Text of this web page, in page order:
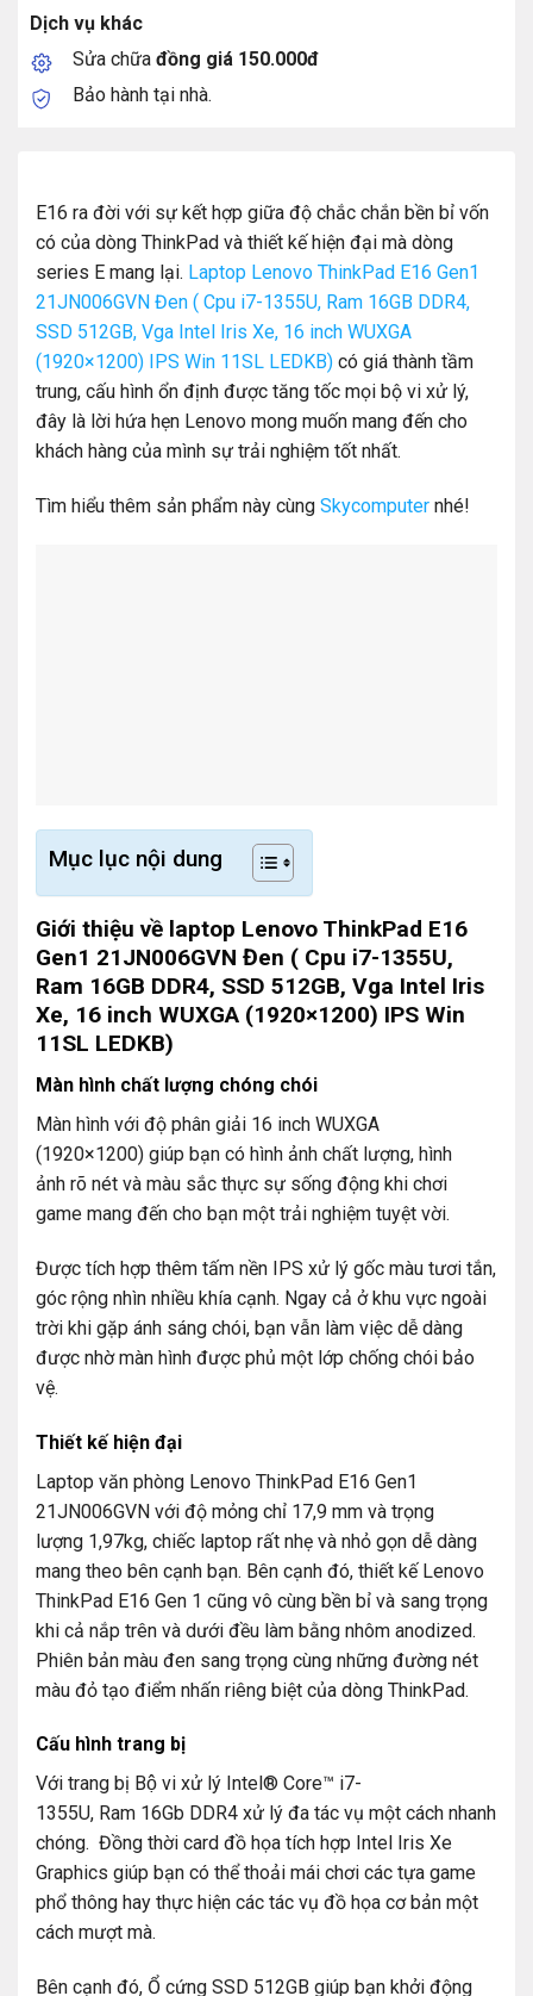
Dịch vụ khác
Sửa chữa đồng giá 150.000đ
Bảo hành tại nhà.
E16 ra đời với sự kết hợp giữa độ chắc chắn bền bỉ vốn
có của dòng ThinkPad và thiết kế hiện đại mà dòng
series E mang lại. Laptop Lenovo ThinkPad E16 Gen1
21JN006GVN Đen ( Cpu i7-1355U, Ram 16GB DDR4,
SSD 512GB, Vga Intel Iris Xe, 16 inch WUXGA
(1920×1200) IPS Win 11SL LEDKB) có giá thành tầm
trung, cấu hình ổn định được tăng tốc mọi bộ vi xử lý,
đây là lời hứa hẹn Lenovo mong muốn mang đến cho
khách hàng của mình sự trải nghiệm tốt nhất.
Tìm hiểu thêm sản phẩm này cùng Skycomputer nhé!
Mục lục nội dung
Giới thiệu về laptop Lenovo ThinkPad E16
Gen1 21JN006GVN Đen ( Cpu i7-1355U,
Ram 16GB DDR4, SSD 512GB, Vga Intel Iris
Xe, 16 inch WUXGA (1920×1200) IPS Win
11SL LEDKB)
Màn hình chất lượng chóng chói
Màn hình với độ phân giải 16 inch WUXGA
(1920×1200) giúp bạn có hình ảnh chất lượng, hình
ảnh rõ nét và màu sắc thực sự sống động khi chơi
game mang đến cho bạn một trải nghiệm tuyệt vời.
Được tích hợp thêm tấm nền IPS xử lý gốc màu tươi tắn,
góc rộng nhìn nhiều khía cạnh. Ngay cả ở khu vực ngoài
trời khi gặp ánh sáng chói, bạn vẫn làm việc dễ dàng
được nhờ màn hình được phủ một lớp chống chói bảo
vệ.
Thiết kế hiện đại
Laptop văn phòng Lenovo ThinkPad E16 Gen1
21JN006GVN với độ mỏng chỉ 17,9 mm và trọng
lượng 1,97kg, chiếc laptop rất nhẹ và nhỏ gọn dễ dàng
mang theo bên cạnh bạn. Bên cạnh đó, thiết kế Lenovo
ThinkPad E16 Gen 1 cũng vô cùng bền bỉ và sang trọng
khi cả nắp trên và dưới đều làm bằng nhôm anodized.
Phiên bản màu đen sang trọng cùng những đường nét
màu đỏ tạo điểm nhấn riêng biệt của dòng ThinkPad.
Cấu hình trang bị
Với trang bị Bộ vi xử lý Intel® Core™ i7-
1355U, Ram 16Gb DDR4 xử lý đa tác vụ một cách nhanh
chóng. Đồng thời card đồ họa tích hợp Intel Iris Xe
Graphics giúp bạn có thể thoải mái chơi các tựa game
phổ thông hay thực hiện các tác vụ đồ họa cơ bản một
cách mượt mà.
Bên cạnh đó, Ổ cứng SSD 512GB giúp bạn khởi động